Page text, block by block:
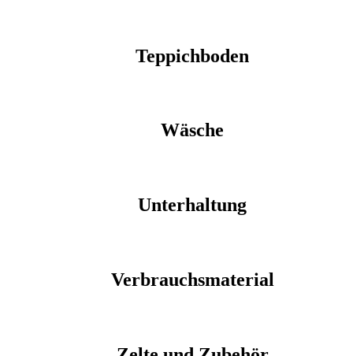
Teppichboden
Wäsche
Unterhaltung
Verbrauchsmaterial